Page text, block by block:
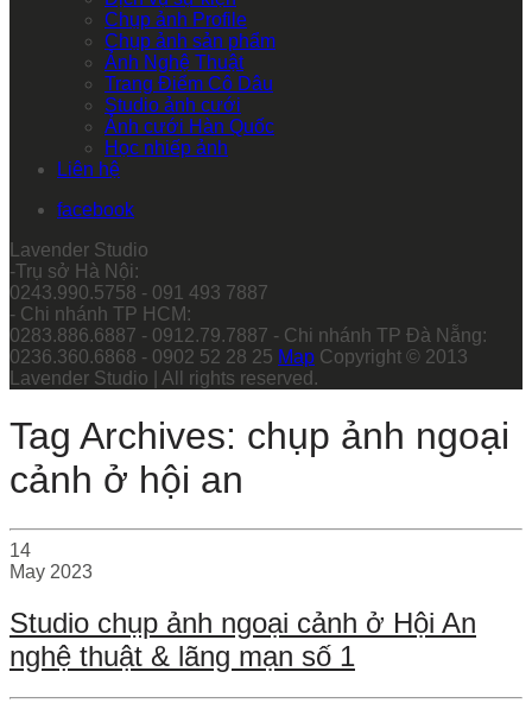
Chụp ảnh Profile
Chụp ảnh sản phẩm
Ảnh Nghệ Thuật
Trang Điểm Cô Dâu
Studio ảnh cưới
Ảnh cưới Hàn Quốc
Học nhiếp ảnh
Liên hệ
facebook
Lavender Studio
-Trụ sở Hà Nội:
0243.990.5758 - 091 493 7887
- Chi nhánh TP HCM:
0283.886.6887 - 0912.79.7887 - Chi nhánh TP Đà Nẵng:
0236.360.6868 - 0902 52 28 25 Map Copyright © 2013
Lavender Studio | All rights reserved.
Tag Archives: chụp ảnh ngoại
cảnh ở hội an
14
May 2023
Studio chụp ảnh ngoại cảnh ở Hội An
nghệ thuật & lãng mạn số 1